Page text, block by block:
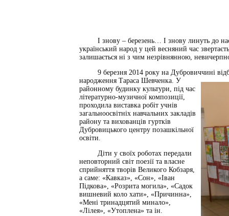
І знову – березень… І знову линуть до нас
український народ у цей весняний час
залишається ні з чим незрівнянною,
9 березня 2014 року на Дубровиччині
народження Тараса Шевченка. У
районному будинку культури, під час
літературно-музичної композиції,
проходила виставка робіт учнів
загальноосвітніх навчальних закладів
району та вихованців гуртків
Дубровицького центру позашкільної
освіти.
Діти у своїх роботах передали
неповторний світ поезії та власне
сприйняття творів Великого Кобзаря,
а саме: «Кавказ», «Сон», «Іван
Підкова», «Розрита могила», «Садок
вишневий коло хати», «Причинна»,
«Мені тринадцятий минало»,
«Лілея», «Утоплена» та ін.